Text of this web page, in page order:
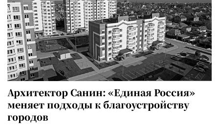
Архитектор Санин: «Единая Россия»
меняет подходы к благоустройству
городов